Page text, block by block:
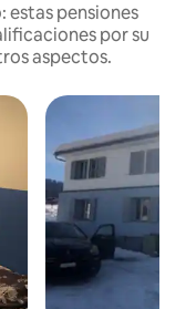
estas pensiones
por su
aspectos.